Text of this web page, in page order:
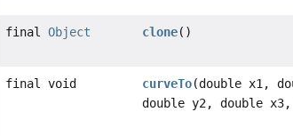
finalObject clone()
final void curveTo(double x1,
double y2, double